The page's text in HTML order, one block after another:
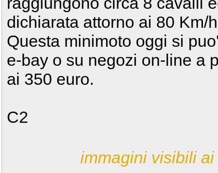
dichiarata attorno ai 80 Km/
Questa minimoto oggi si
e-bay o su negozi on-line a
ai 350 euro.
C2
immagini visibili